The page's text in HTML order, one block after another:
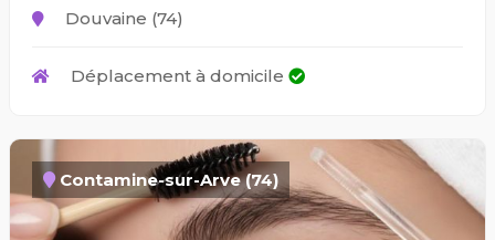
Douvaine (74)
Déplacement à domicile
Contamine-sur-Arve (74)